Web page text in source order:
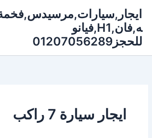
المحتوى
ه,فان,H1,فيانو
للحجز01207056289
ايجار سيارة 7 راكب